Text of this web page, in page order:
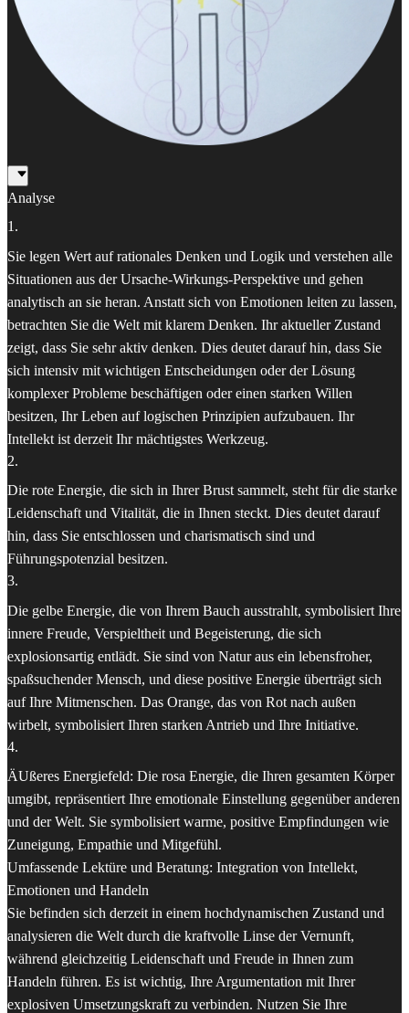
Analyse
1 .
Sie legen Wert auf rationales Denken und Logik und verstehen alle
Situationen aus der Ursache-Wirkungs-Perspektive und gehen
analytisch an sie heran. Anstatt sich von Emotionen leiten zu lassen,
betrachten Sie die Welt mit klarem Denken. Ihr aktueller Zustand
zeigt, dass Sie sehr aktiv denken. Dies deutet darauf hin, dass Sie
sich intensiv mit wichtigen Entscheidungen oder der Lösung
komplexer Probleme beschäftigen oder einen starken Willen
besitzen, Ihr Leben auf logischen Prinzipien aufzubauen. Ihr
Intellekt ist derzeit Ihr mächtigstes Werkzeug.
2.
Die rote Energie, die sich in Ihrer Brust sammelt, steht für die starke
Leidenschaft und Vitalität, die in Ihnen steckt. Dies deutet darauf
hin, dass Sie entschlossen und charismatisch sind und
Führungspotenzial besitzen.
3.
Die gelbe Energie, die von Ihrem Bauch ausstrahlt, symbolisiert Ihre
innere Freude, Verspieltheit und Begeisterung, die sich
explosionsartig entlädt. Sie sind von Natur aus ein lebensfroher,
spaßsuchender Mensch, und diese positive Energie überträgt sich
auf Ihre Mitmenschen. Das Orange, das von Rot nach außen
wirbelt, symbolisiert Ihren starken Antrieb und Ihre Initiative.
4.
ÄUßeres Energiefeld: Die rosa Energie, die Ihren gesamten Körper
umgibt, repräsentiert Ihre emotionale Einstellung gegenüber anderen
und der Welt. Sie symbolisiert warme, positive Empfindungen wie
Zuneigung, Empathie und Mitgefühl.
Umfassende Lektüre und Beratung: Integration von Intellekt,
Emotionen und Handeln
Sie befinden sich derzeit in einem hochdynamischen Zustand und
analysieren die Welt durch die kraftvolle Linse der Vernunft,
während gleichzeitig Leidenschaft und Freude in Ihnen zum
Handeln führen. Es ist wichtig, Ihre Argumentation mit Ihrer
explosiven Umsetzungskraft zu verbinden. Nutzen Sie Ihre